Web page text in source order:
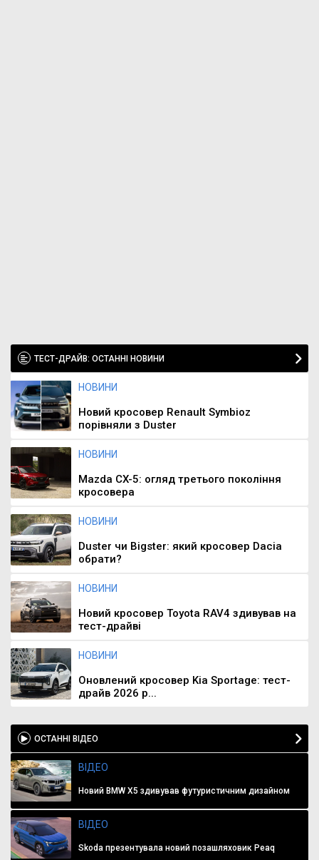
ТЕСТ-ДРАЙВ: ОСТАННІ НОВИНИ
НОВИНИ
Новий кросовер Renault Symbioz
порівняли з Duster
НОВИНИ
Mazda CX-5: огляд третього покоління
кросовера
НОВИНИ
Duster чи Bigster: який кросовер Dacia
обрати?
НОВИНИ
Новий кросовер Toyota RAV4 здивував на
тест-драйві
НОВИНИ
Оновлений кросовер Kia Sportage: тест-
драйв 2026 р...
ОСТАННІ ВІДЕО
ВІДЕО
Новий BMW X5 здивував футуристичним дизайном
ВІДЕО
Skoda презентувала новий позашляховик Peaq